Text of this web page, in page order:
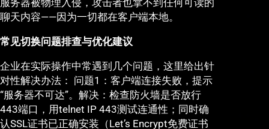
服务器被物理入侵，攻击者也拿不到任何可读的
聊天内容——因为一切都在客户端本地。
常见切换问题排查与优化建议
企业在实际操作中常遇到几个问题，这里给出针
对性解决办法： 问题1：客户端连接失败，提示
“服务器不可达”。解决：检查防火墙是否放行
443端口，用telnet IP 443测试连通性；同时确
认SSL证书已正确安装（Let’s Encrypt免费证书